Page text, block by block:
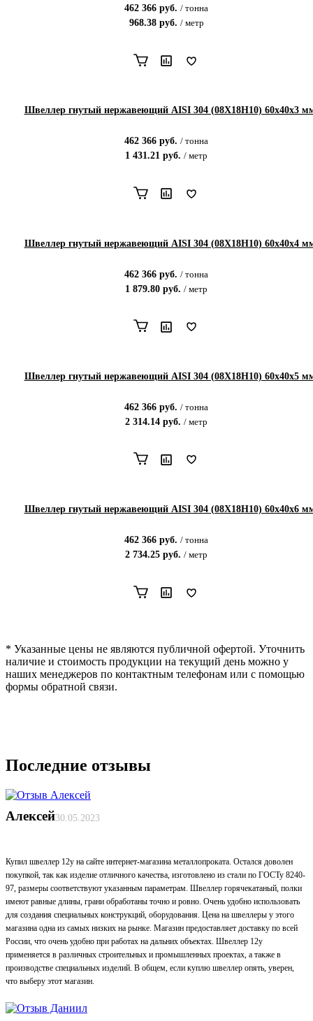
462 366 руб. / тонна
968.38руб. / метр
Швеллер гнутый нержавеющий AISI 304 (08Х18Н10) 60х40х3
462 366 руб. / тонна
1 431.21 руб. / метр
Швеллер гнутый нержавеющий AISI 304 (08Х18Н10) 60х40х4
462 366 руб. / тонна
1 879.80 руб. / метр
Швеллер гнутый нержавеющий AISI 304 (08Х18Н10) 60х40х5
462 366 руб. / тонна
2 314.14 руб. / метр
Швеллер гнутый нержавеющий AISI 304 (08Х18Н10) 60х40х6
462 366 руб. / тонна
2 734.25 руб. / метр
* Указанные цены не являются публичной офертой. Уточнить
наличие и стоимость продукции на текущий день можно у
наших менеджеров по контактным телефонам или с помощью
формы обратной связи.
Последние отзывы
Алексей30.05.2023
Купил швеллер 12у на сайте интернет-магазина металлопроката. Остался доволен
покупкой, так как изделие отличного качества, изготовлено из стали по ГОСТу 8240-
97, размеры соответствуют указанным параметрам. Швеллер горячекатаный, полки
имеют равные длины, грани обработаны точно и ровно. Очень удобно использовать
для создания специальных конструкций, оборудования. Цена на швеллеры у этого
магазина одна из самых низких на рынке. Магазин предоставляет доставку по всей
России, что очень удобно при работах на дальних объектах. Швеллер 12у
применяется в различных строительных и промышленных проектах, а также в
производстве специальных изделий. В общем, если куплю швеллер опять, уверен,
что выберу этот магазин.